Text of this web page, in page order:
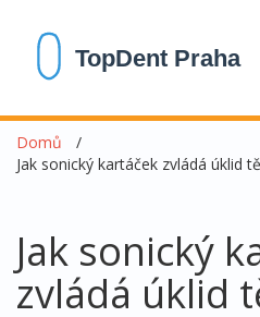
Domů
Jak sonický kartáček zvládá úklid
Jak sonický
zvládá úklid